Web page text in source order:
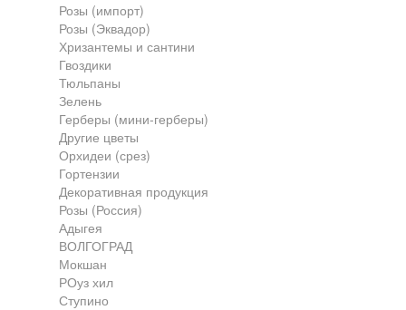
Контакты
Франшиза
Розы (импорт)
Розы (Эквадор)
Хризантемы и сантини
Гвоздики
Тюльпаны
Зелень
Герберы (мини-герберы)
Другие цветы
Орхидеи (срез)
Гортензии
Декоративная продукция
Розы (Россия)
Адыгея
ВОЛГОГРАД
Мокшан
РОуз хил
Ступино